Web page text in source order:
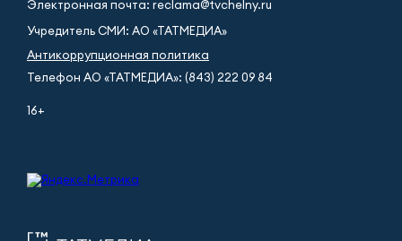
Электронная почта: reclama@tvchelny.ru
Учредитель СМИ: АО «ТАТМЕДИА»
Антикоррупционная политика
Телефон АО «ТАТМЕДИА»: (843) 222 09 84
16+